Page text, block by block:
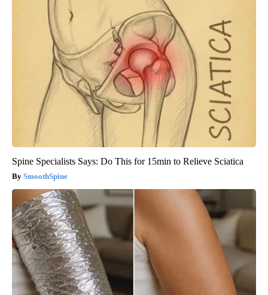
Spine Specialists Says: Do This for 15min to Relieve Sciatica
SmoothSpine